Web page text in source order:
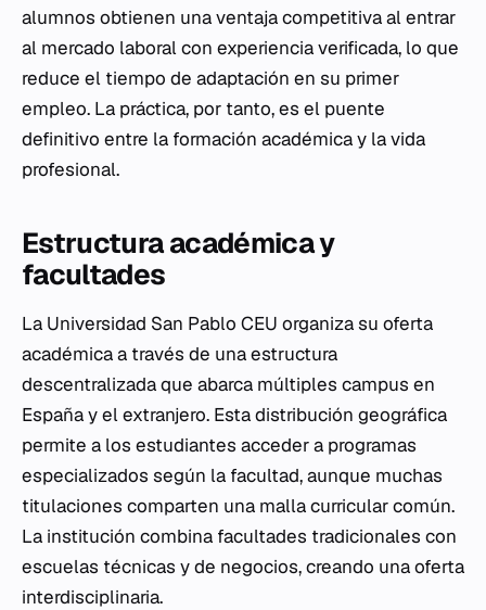
alumnos obtienen una ventaja competitiva al entrar
al mercado laboral con experiencia verificada, lo que
reduce el tiempo de adaptación en su primer
empleo. La práctica, por tanto, es el puente
definitivo entre la formación académica y la vida
profesional.
Estructura académica y
facultades
La Universidad San Pablo CEU organiza su oferta
académica a través de una estructura
descentralizada que abarca múltiples campus en
España y el extranjero. Esta distribución geográfica
permite a los estudiantes acceder a programas
especializados según la facultad, aunque muchas
titulaciones comparten una malla curricular común.
La institución combina facultades tradicionales con
escuelas técnicas y de negocios, creando una oferta
interdisciplinaria.